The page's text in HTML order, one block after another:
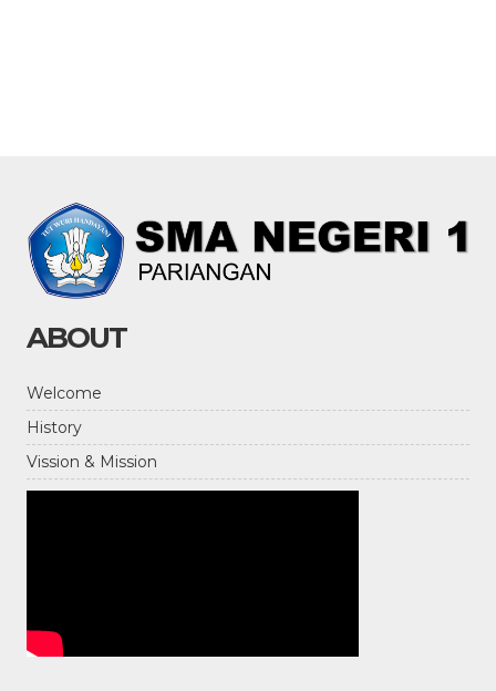
ABOUT
Welcome
History
Vission & Mission